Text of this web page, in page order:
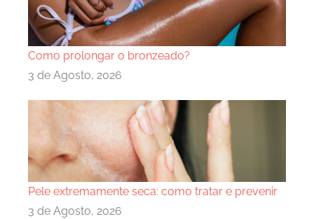
Como prolongar o bronzeado?
3 de Agosto, 2026
Pele extremamente seca: como tratar e prevenir
3 de Agosto, 2026